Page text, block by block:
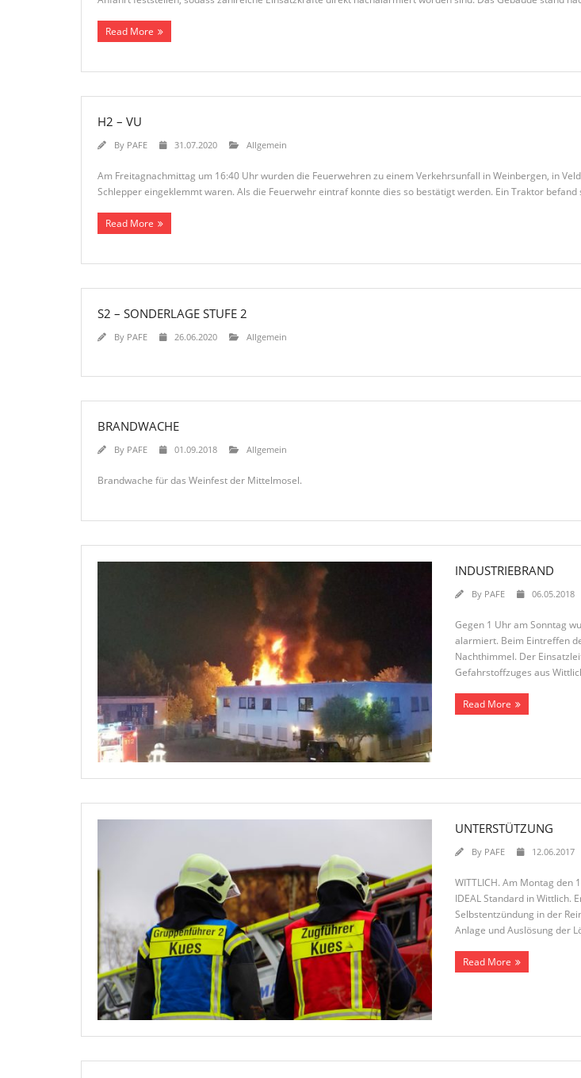
Read More
H2 – VU
By PAFE 31.07.2020 Allgemein
Am Freitagnachmittag um 16:40 Uhr wurden die Feuerwehren zu einem Verkehrsunfall in Weinbergen, in
Schlepper eingeklemmt waren. Als die Feuerwehr eintraf konnte dies so bestätigt werden. Ein Traktor
Read More
S2 – SONDERLAGE STUFE 2
By PAFE 26.06.2020 Allgemein
BRANDWACHE
By PAFE 01.09.2018 Allgemein
Brandwache für das Weinfest der Mittelmosel.
INDUSTRIEBRAND
By PAFE 06.05.2018
Gegen 1 Uhr am Sonntag
alarmiert. Beim Eintreffen
Nachthimmel. Der
Gefahrstoffzuges aus
Read More
UNTERSTÜTZUNG
By PAFE 12.06.2017
WITTLICH. Am Montag den
IDEAL Standard in Wittlich.
Selbstentzündung in der
Anlage und Auslösung der
Read More